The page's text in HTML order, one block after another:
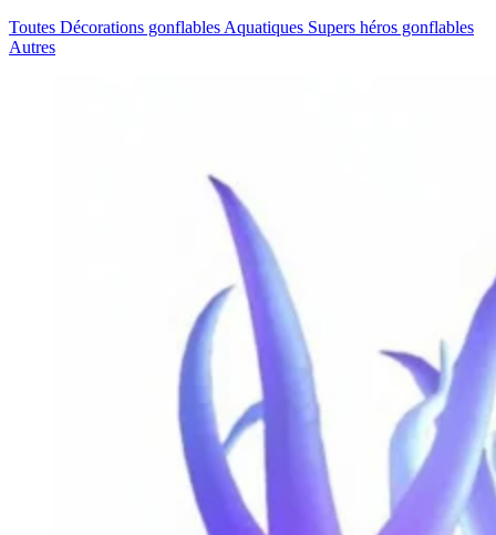
Toutes Décorations gonflables Aquatiques Supers héros gonflables
Autres